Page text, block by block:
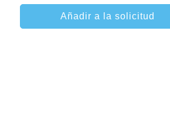
Añadir a la solicitud